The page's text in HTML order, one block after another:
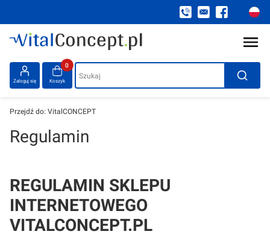
Zaloguj się
Produkty w koszyku: 0. Zobacz szczegóły
Koszyk Szukaj
Przejdź do: VitalCONCEPT
Regulamin
REGULAMIN SKLEPU
INTERNETOWEGO
VITALCONCEPT.PL